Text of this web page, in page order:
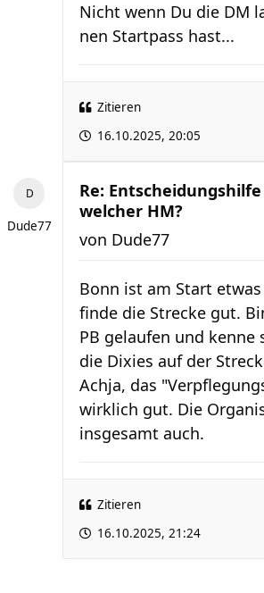
Nicht wenn Du die DM
nen Startpass hast...
Zitieren
16.10.2025, 20:05
Dude77
Re:
welcher HM?
von Dude77
Bonn ist am Start
finde die Strecke gut.
PB gelaufen und kenne
die Dixies auf der
Achja, das
wirklich gut. Die
insgesamt auch.
Zitieren
16.10.2025, 21:24